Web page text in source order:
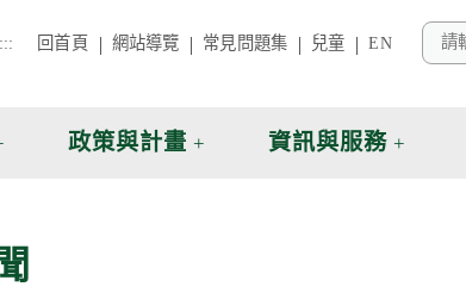
::: 回首頁 網站導覽 常見問題集 兒童 EN
政策與計畫 資訊與服務